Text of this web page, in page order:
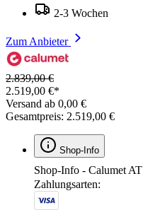
2-3 Wochen
Zum Anbieter
2.839,00 €
2.519,00 €*
Versand ab 0,00 €
Gesamtpreis: 2.519,00 €
Shop-Info
Shop-Info - Calumet AT
Zahlungsarten: